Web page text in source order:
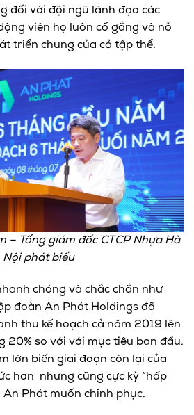
đối với đội ngũ lãnh đạo các
viên họ luôn cố gắng và nỗ
triển chung của cả tập thể.
– Tổng giám đốc CTCP Nhựa Hà
Nội phát biểu
chóng và chắc chắn như
đoàn An Phát Holdings đã
thu kế hoạch cả năm 2019 lên
20% so với với mục tiêu ban đầu.
lớn biến giai đoạn còn lại của
hơn nhưng cũng cực kỳ “hấp
An Phát muốn chinh phục.